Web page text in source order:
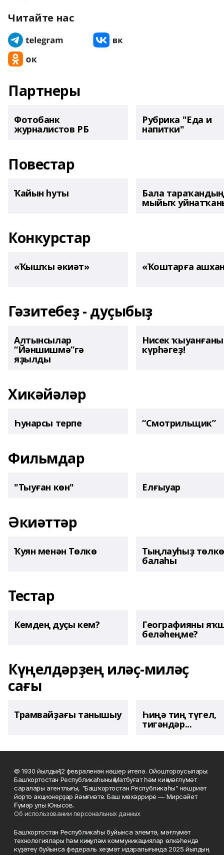
Читайте нас
Партнеры
Фотобанк
журналистов РБ
Рубрика "Еда и
напитки"
Повестар
Ҡайын һуты Бала тараҡандың
мыйыҡ
Конкурстар
«Ҡышҡы әкиәт» «Ҡоштарға
Гәзитебеҙ - дуҫыбыҙ
Алтынсылар
“Йәншишмә”гә
яҙылды
Нисек
күрһәгеҙ!
Хикәйәләр
Һунарсы терпе “Смотрильщик”
Фильмдар
"Тыуған көн" Елғыуар
Әкиәттәр
Ҡуян менән Төлкө Тыңлауһыҙ төлкө
балаһы
Тестар
Кемдең дуҫы кем? Географияны
беләһеңме?
Күңелдәрҙең иләҫ-миләҫ
сағы
Трамвайҙағы танышыу Һиңә тиң түгел,
тигәндәр...
© 1930 йылдың 12 февраленән нәшер ителә. Ойоштороусылары:
Башҡортостан Республикаһының Матбуғат һәм киң мәғлүмәт
саралары агентлығы, "Башҡортостан Республикаһы" нәшриәт
йорто акционерҙар йәмғиәте. Баш мөхәррире — Мирсәйет
Ғүмәр улы Юнысов.
Об использовании персональных данных
Башҡортостан Республикаһы буйынса элемтә, мәғлүмәт
технологиялары һәм киңкүләм коммуникациялар өлкәһендә
күҙәтеү буйынса федераль хеҙмәт идаралығында 2025 йылдың